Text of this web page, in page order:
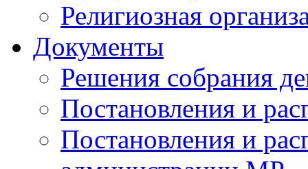
Религиозная
Документы
Решения собрания
Постановления и
Постановления и